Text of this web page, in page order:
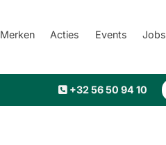
Merken Acties Events Jobs
+32 56 50 94 10